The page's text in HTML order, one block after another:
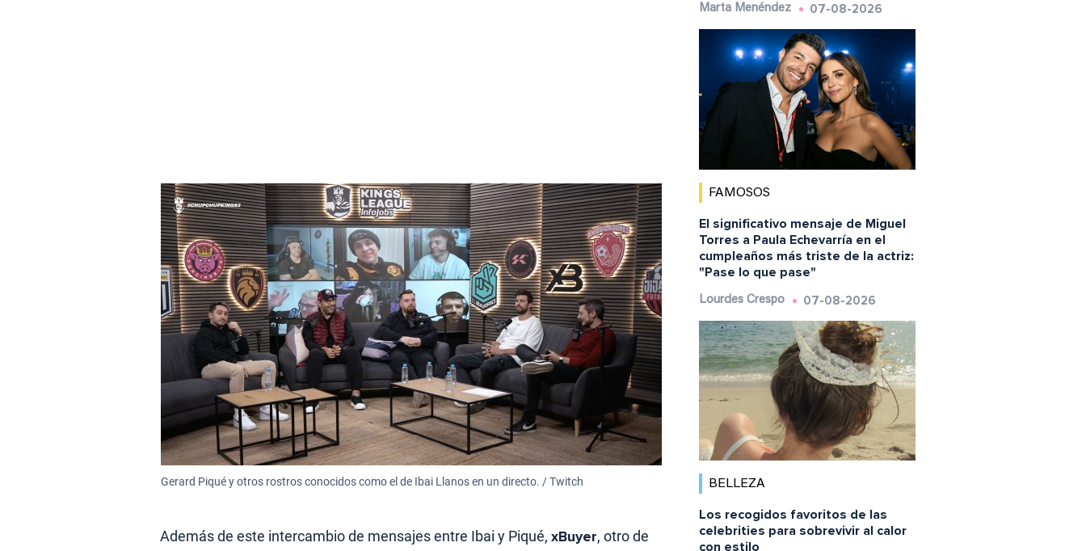
Gerard Piqué y otros rostros conocidos como el de Ibai Llanos en un directo. / Twitch
Además de este intercambio de mensajes entre Ibai y Piqué, xBuyer, otro de
Marta Menéndez 07-08-2026
FAMOSOS
El significativo mensaje de Miguel
Torres a Paula Echevarría en el
cumpleaños más triste de la actriz:
"Pase lo que pase"
Lourdes Crespo 07-08-2026
BELLEZA
Los recogidos favoritos de las
celebrities para sobrevivir al calor
con estilo